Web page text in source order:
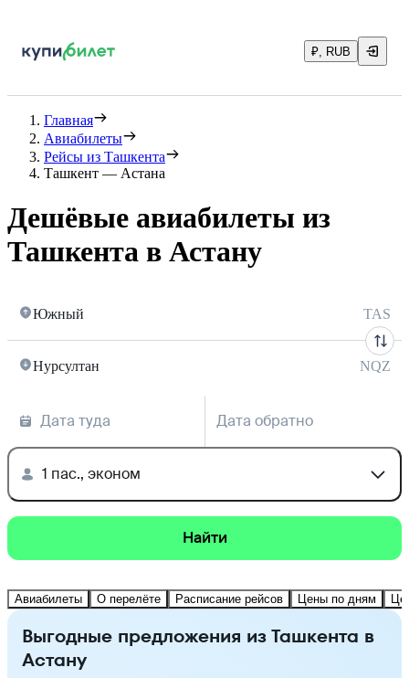
₽, RUB
Главная
Авиабилеты
Рейсы из Ташкента
Ташкент — Астана
Дешёвые авиабилеты из
Ташкента в Астану
Южный TAS
Нурсултан NQZ
Дата туда Дата обратно
1 пас., эконом
Найти
Авиабилеты О перелёте Расписание рейсов Цены по дням
Выгодные предложения из Ташкента в
Астану